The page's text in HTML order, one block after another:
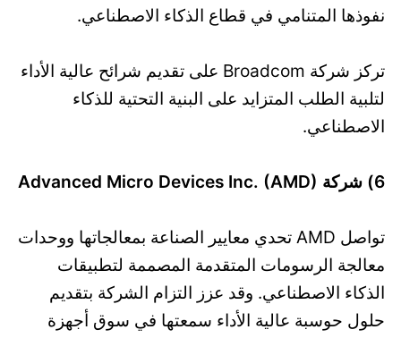
نفوذها المتنامي في قطاع الذكاء الاصطناعي.
تركز شركة Broadcom على تقديم شرائح عالية الأداء
لتلبية الطلب المتزايد على البنية التحتية للذكاء
الاصطناعي.
6) شركة Advanced Micro Devices Inc. (AMD)
تواصل AMD تحدي معايير الصناعة بمعالجاتها ووحدات
معالجة الرسومات المتقدمة المصممة لتطبيقات
الذكاء الاصطناعي. وقد عزز التزام الشركة بتقديم
حلول حوسبة عالية الأداء سمعتها في سوق أجهزة